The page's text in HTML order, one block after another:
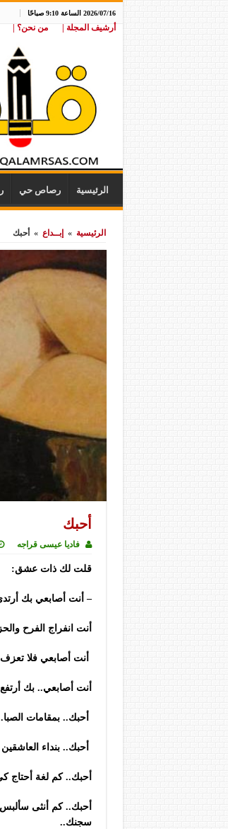
2026/07/16 الساعة 9:10 صباحًا
أرشيف المجلة | من نحن؟ |
الرئيسية رصاص حي
الرئيسية » إبــداع » أحبك
أحبك
فاديا عيسى قراجه
قلت لك ذات عشق:
– أنت أصابعي بك
أنت انفراج الفرح
أنت أصابعي فلا
أنت أصابعي.. بك
أحبك.. بمقامات
أحبك.. بنداء
أحبك.. كم لغة أحتاج
أحبك.. كم أنثى
سجنك..